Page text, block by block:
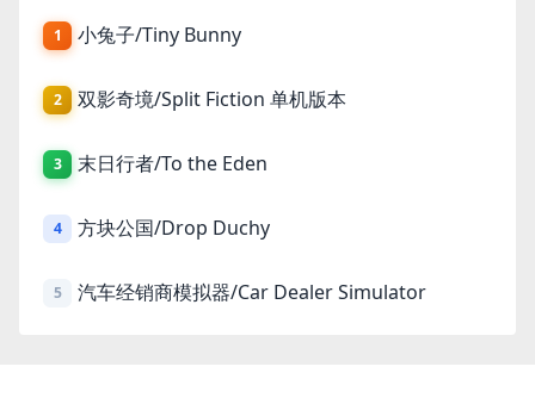
1 小兔子/Tiny Bunny
2 双影奇境/Split Fiction 单机版本
3 末日行者/To the Eden
4 方块公国/Drop Duchy
5 汽车经销商模拟器/Car Dealer Simulator